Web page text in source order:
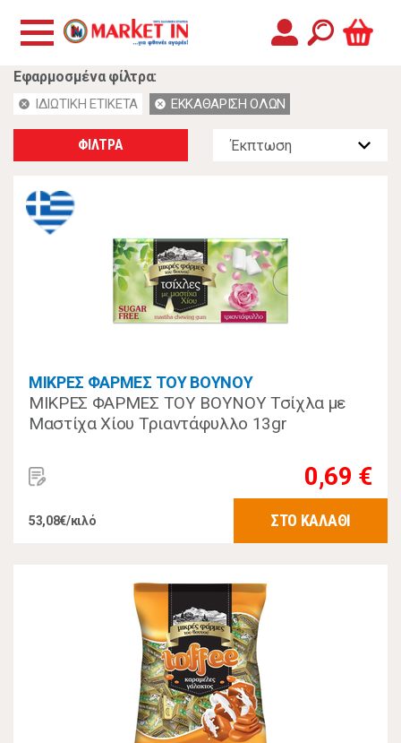
Εφαρμοσμένα φίλτρα:
cancel ΙΔΙΩΤΙΚΗ ΕΤΙΚΕΤΑ cancel ΕΚΚΑΘΑΡΙΣΗ ΟΛΩΝ
ΦΙΛΤΡΑ
ΜΙΚΡΕΣ ΦΑΡΜΕΣ ΤΟΥ ΒΟΥΝΟΥ
ΜΙΚΡΕΣ ΦΑΡΜΕΣ ΤΟΥ ΒΟΥΝΟΥ Τσίχλα με
Μαστίχα Χίου Τριαντάφυλλο 13gr
0,69 €
53,08€/κιλό ΣΤΟ ΚΑΛΑΘΙ